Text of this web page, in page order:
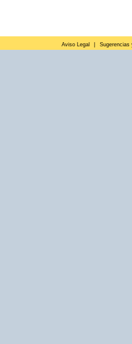
Aviso Legal Sugerencias